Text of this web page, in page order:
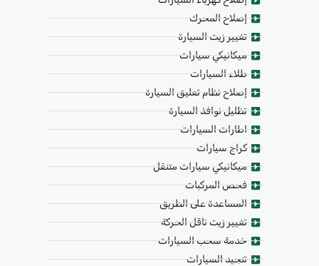
إصلاح المحرك
تغيير زيت السيارة
ميكانيكي سيارات
طلاء السيارات
إصلاح نظام تعليق السيارة
تظليل نوافذ السيارة
اطارات السيارات
كراج سيارات
ميكانيكي سيارات متنقل
فحص المركبات
المساعدة على الطريق
تغيير زيت ناقل الحركة
خدمة سحب السيارات
تنجيد السيارات